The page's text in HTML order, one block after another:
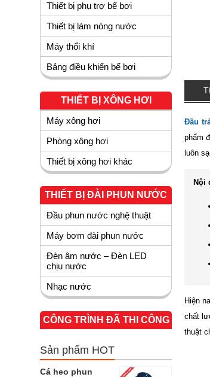
Đầu
phẩm
luôn
Nội
Hiện
chất
thuật
Thiết bị phụ trợ bể bơi
Thiết bị làm nóng nước
Máy thổi khí
Bảng điều khiển bể bơi
THIẾT BỊ XÔNG HƠI
Máy xông hơi
Phòng xông hơi
Thiết bị xông hơi khác
THIẾT BỊ ĐÀI PHUN NƯỚC
Đầu phun nước nghệ thuật
Máy bơm đài phun nước
Đèn âm nước – Đèn LED
chịu nước
Nhạc nước
CÔNG TRÌNH ĐÃ THI CÔNG
Sản phẩm HOT
Cá heo phun